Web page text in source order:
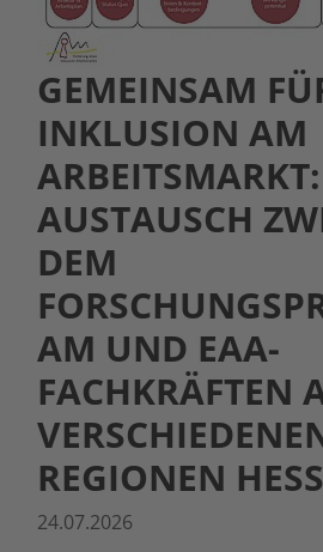
GEMEINSAM
INKLUSION AM
ARBEITSMARKT:
AUSTAUSCH
DEM
AM UND EAA-
FACHKRÄFTEN
REGIONEN
24.07.2026